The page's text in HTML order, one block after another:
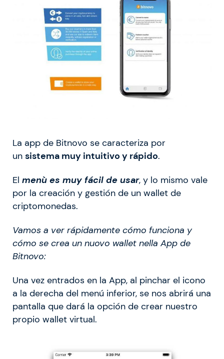
La app de Bitnovo se caracteriza por
un sistema muy intuitivo y rápido.
El menù es muy fácil de usar, y lo mismo vale
por la creación y gestión de un wallet de
criptomonedas.
Vamos a ver rápidamente cómo funciona y
cómo se crea un nuovo wallet nella App de
Bitnovo:
Una vez entrados en la App, al pinchar el icono
a la derecha del menú inferior, se nos abrirá una
pantalla que dará la opción de crear nuestro
propio wallet virtual.